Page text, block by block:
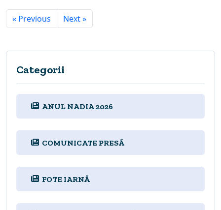
« Previous Next »
Categorii
ANUL NADIA 2026
COMUNICATE PRESĂ
FOTE IARNĂ